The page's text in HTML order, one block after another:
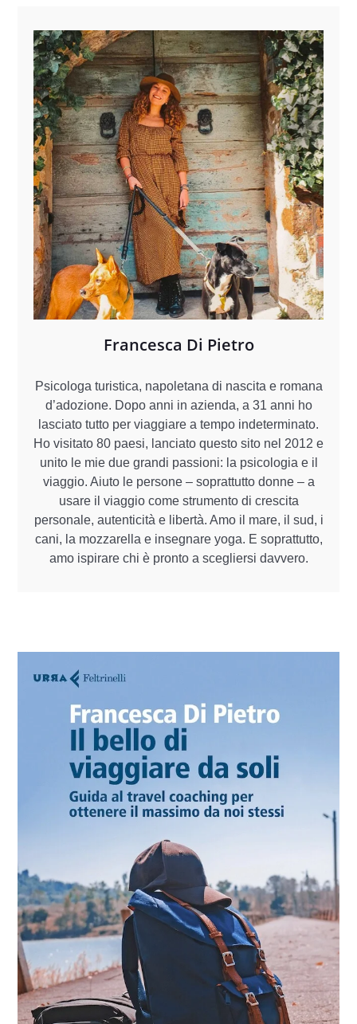
Francesca Di Pietro
Psicologa turistica, napoletana di nascita e romana
d’adozione. Dopo anni in azienda, a 31 anni ho
lasciato tutto per viaggiare a tempo indeterminato.
Ho visitato 80 paesi, lanciato questo sito nel 2012 e
unito le mie due grandi passioni: la psicologia e il
viaggio. Aiuto le persone – soprattutto donne – a
usare il viaggio come strumento di crescita
personale, autenticità e libertà. Amo il mare, il sud, i
cani, la mozzarella e insegnare yoga. E soprattutto,
amo ispirare chi è pronto a scegliersi davvero.